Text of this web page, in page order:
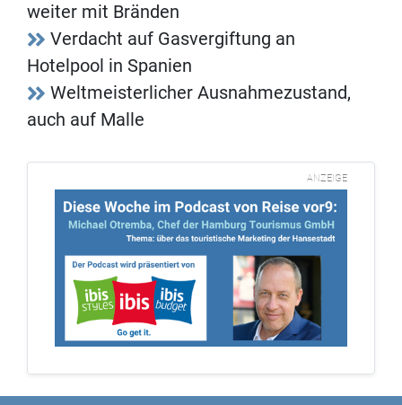
weiter mit Bränden
Verdacht auf Gasvergiftung an
Hotelpool in Spanien
Weltmeisterlicher Ausnahmezustand,
auch auf Malle
ANZEIGE